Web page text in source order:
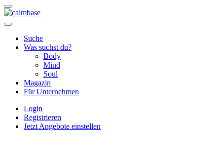
Suche
Was suchst du?
Body
Mind
Soul
Magazin
Für Unternehmen
Login
Registrieren
Jetzt Angebote einstellen